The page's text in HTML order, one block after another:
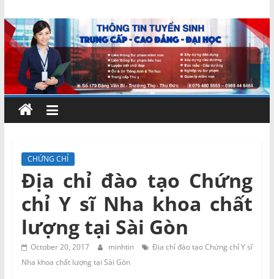
to
content
Chứng
chỉ
ngắn
hạn
–
MIENNAM
Education
Đào
tạo
CHỨNG CHỈ
Địa chỉ đào tạo Chứng
chỉ Y sĩ Nha khoa chất
lượng tại Sài Gòn
October 20, 2017 minhtin
Địa chỉ đào tạo Chứng chỉ Y sĩ
Nha khoa chất lượng tại Sài Gòn